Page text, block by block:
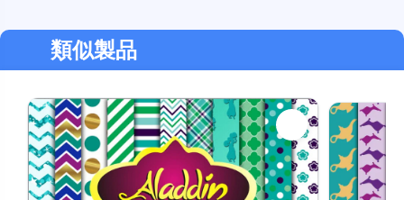
る支払い方法に対応しています。
類似製品